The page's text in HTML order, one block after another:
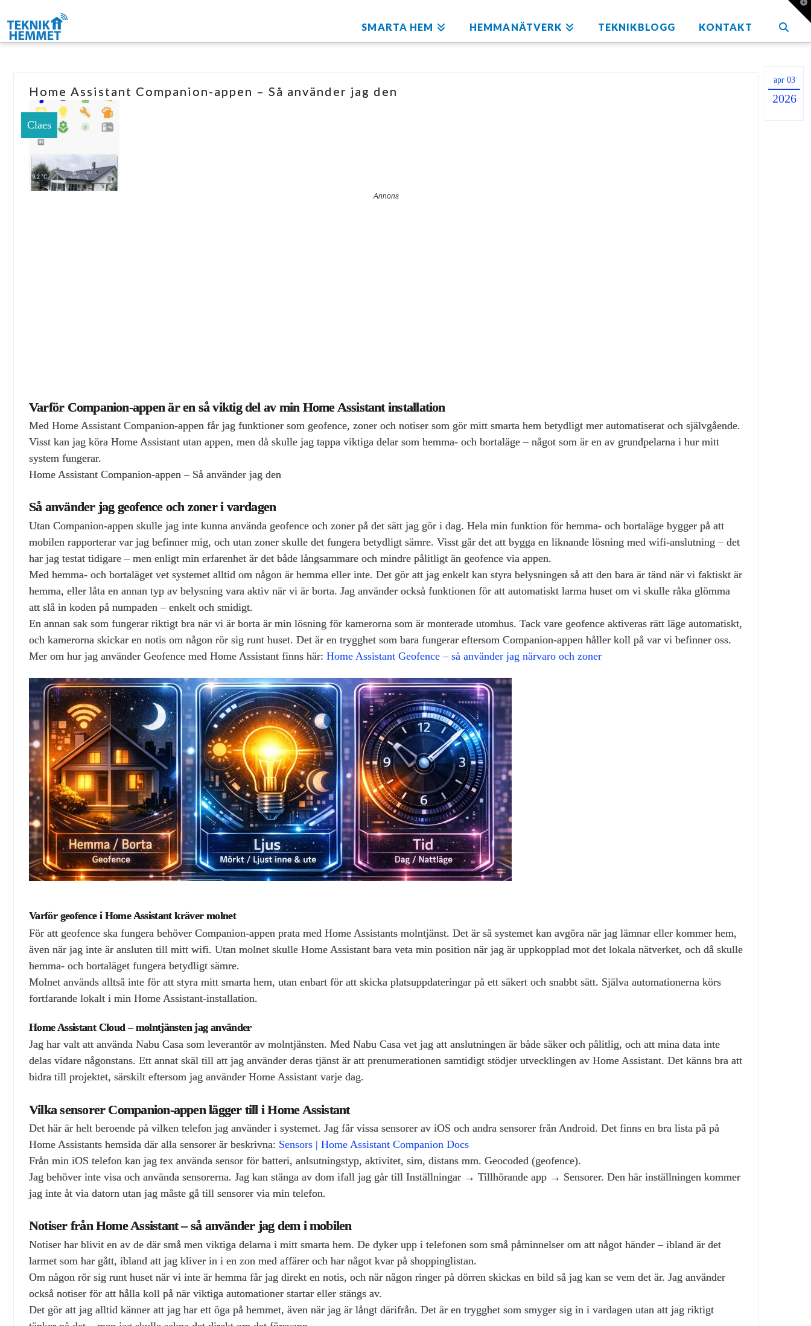
SMARTA HEM HEMMANÄTVERK TEKNIKBLOGG KONTAKT
apr 03
2026
Home Assistant Companion-appen – Så använder jag den
Claes
Varför Companion‑appen är en så viktig del av min Home Assistant installation
Med Home Assistant Companion‑appen får jag funktioner som geofence, zoner och notiser som gör mitt smarta hem betydligt mer automatiserat och självgående.
Visst kan jag köra Home Assistant utan appen, men då skulle jag tappa viktiga delar som hemma‑ och bortaläge – något som är en av grundpelarna i hur mitt
system fungerar.
Home Assistant Companion-appen – Så använder jag den
Så använder jag geofence och zoner i vardagen
Utan Companion‑appen skulle jag inte kunna använda geofence och zoner på det sätt jag gör i dag. Hela min funktion för hemma‑ och bortaläge bygger på att
mobilen rapporterar var jag befinner mig, och utan zoner skulle det fungera betydligt sämre. Visst går det att bygga en liknande lösning med wifi‑anslutning – det
har jag testat tidigare – men enligt min erfarenhet är det både långsammare och mindre pålitligt än geofence via appen.
Med hemma‑ och bortaläget vet systemet alltid om någon är hemma eller inte. Det gör att jag enkelt kan styra belysningen så att den bara är tänd när vi faktiskt är
hemma, eller låta en annan typ av belysning vara aktiv när vi är borta. Jag använder också funktionen för att automatiskt larma huset om vi skulle råka glömma
att slå in koden på numpaden – enkelt och smidigt.
En annan sak som fungerar riktigt bra när vi är borta är min lösning för kamerorna som är monterade utomhus. Tack vare geofence aktiveras rätt läge automatiskt,
och kamerorna skickar en notis om någon rör sig runt huset. Det är en trygghet som bara fungerar eftersom Companion‑appen håller koll på var vi befinner oss.
Mer om hur jag använder Geofence med Home Assistant finns här: Home Assistant Geofence – så använder jag närvaro och zoner
Varför geofence i Home Assistant kräver molnet
För att geofence ska fungera behöver Companion‑appen prata med Home Assistants molntjänst. Det är så systemet kan avgöra när jag lämnar eller kommer hem,
även när jag inte är ansluten till mitt wifi. Utan molnet skulle Home Assistant bara veta min position när jag är uppkopplad mot det lokala nätverket, och då skulle
hemma‑ och bortaläget fungera betydligt sämre.
Molnet används alltså inte för att styra mitt smarta hem, utan enbart för att skicka platsuppdateringar på ett säkert och snabbt sätt. Själva automationerna körs
fortfarande lokalt i min Home Assistant‑installation.
Home Assistant Cloud – molntjänsten jag använder
Jag har valt att använda Nabu Casa som leverantör av molntjänsten. Med Nabu Casa vet jag att anslutningen är både säker och pålitlig, och att mina data inte
delas vidare någonstans. Ett annat skäl till att jag använder deras tjänst är att prenumerationen samtidigt stödjer utvecklingen av Home Assistant. Det känns bra att
bidra till projektet, särskilt eftersom jag använder Home Assistant varje dag.
Vilka sensorer Companion‑appen lägger till i Home Assistant
Det här är helt beroende på vilken telefon jag använder i systemet. Jag får vissa sensorer av iOS och andra sensorer från Android. Det finns en bra lista på på
Home Assistants hemsida där alla sensorer är beskrivna: Sensors | Home Assistant Companion Docs
Från min iOS telefon kan jag tex använda sensor för batteri, anlsutningstyp, aktivitet, sim, distans mm. Geocoded (geofence).
Jag behöver inte visa och använda sensorerna. Jag kan stänga av dom ifall jag går till Inställningar → Tillhörande app → Sensorer. Den här inställningen kommer
jag inte åt via datorn utan jag måste gå till sensorer via min telefon.
Notiser från Home Assistant – så använder jag dem i mobilen
Notiser har blivit en av de där små men viktiga delarna i mitt smarta hem. De dyker upp i telefonen som små påminnelser om att något händer – ibland är det
larmet som har gått, ibland att jag kliver in i en zon med affärer och har något kvar på shoppinglistan.
Om någon rör sig runt huset när vi inte är hemma får jag direkt en notis, och när någon ringer på dörren skickas en bild så jag kan se vem det är. Jag använder
också notiser för att hålla koll på när viktiga automationer startar eller stängs av.
Det gör att jag alltid känner att jag har ett öga på hemmet, även när jag är långt därifrån. Det är en trygghet som smyger sig in i vardagen utan att jag riktigt